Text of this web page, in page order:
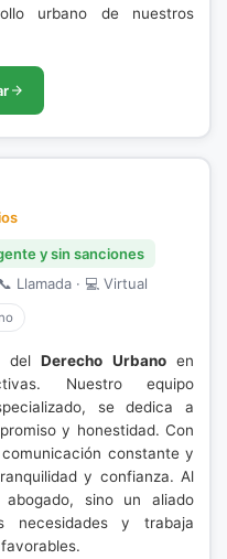
urbano de nuestros
y sin sanciones
Llamada · 💻 Virtual
del Derecho Urbanoen
Nuestro equipo
se dedica a
y honestidad. Con
constante y
y confianza. Al
sino un aliado
necesidades y trabaja